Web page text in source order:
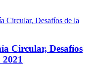
Circular, Desafíos